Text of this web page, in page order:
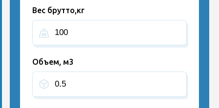
Вес брутто,кг
Объем, м3